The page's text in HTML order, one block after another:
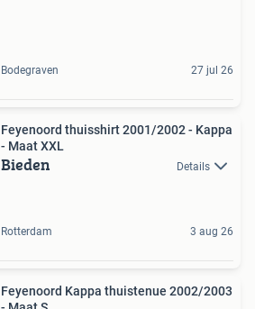
Bodegraven 27 jul 26
Feyenoord thuisshirt 2001/2002 - Kappa
- Maat XXL
Bieden Details
Rotterdam 3 aug 26
Feyenoord Kappa thuistenue 2002/2003